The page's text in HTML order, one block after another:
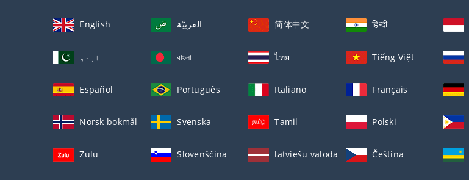
English العربيّة 简体中文 हिन्दी
اردو বাংলা ไทย Tiếng Việt
Español Português Italiano Français
Norsk bokmål Svenska Tamil Polski
Zulu Slovenščina latviešu valoda Čeština